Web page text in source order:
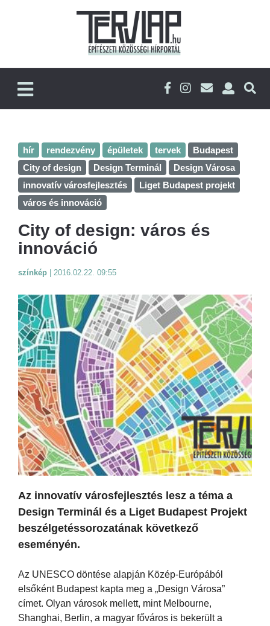
hír rendezvény épületek tervek
Budapest
City of design
Design Terminál
Design Városa
innovatív városfejlesztés
Liget Budapest projekt
város és innováció
City of design: város és
innováció
színkép 2016.02.22. 09:55
Az innovatív városfejlesztés lesz a téma a
Design Terminál és a Liget Budapest Projekt
beszélgetéssorozatának következő
eseményén.
Az UNESCO döntése alapján Közép-Európából
elsőként Budapest kapta meg a „Design Városa”
címet. Olyan városok mellett, mint Melbourne,
Shanghai, Berlin, a magyar főváros is bekerült a